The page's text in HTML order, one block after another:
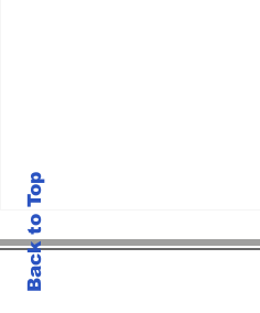
Back to Top